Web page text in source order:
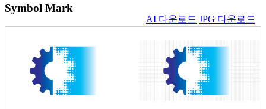
AI 다운로드 JPG 다운로드
Symbol Mark